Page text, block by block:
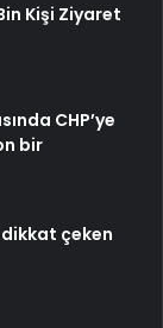
Kişi Ziyaret
CHP’ye
bir
dikkat çeken